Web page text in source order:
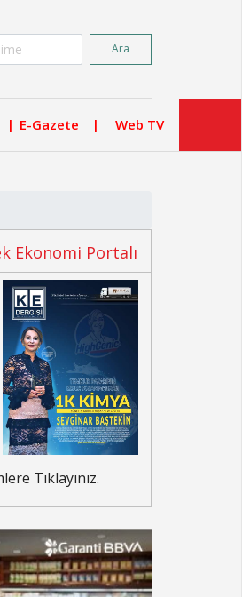
Ara
E-Gazete Web TV
Ekonomi Portalı
Tıklayınız.